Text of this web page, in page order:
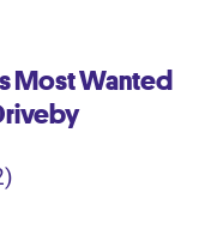
Most Wanted